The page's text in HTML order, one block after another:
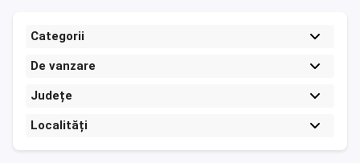
Categorii
De vanzare
Județe
Localități